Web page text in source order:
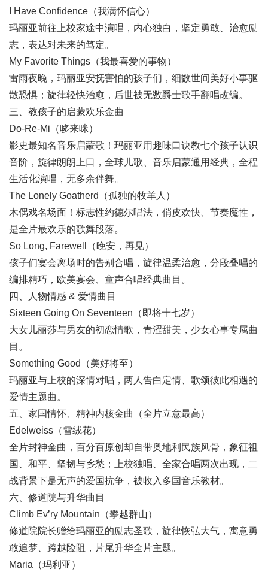
I Have Confidence（我满怀信心）
玛丽亚前往上校家途中演唱，内心独白，坚定勇敢、治愈励
志，表达对未来的笃定。
My Favorite Things（我最喜爱的事物）
雷雨夜晚，玛丽亚安抚害怕的孩子们，细数世间美好小事驱
散恐惧；旋律轻快治愈，后世被无数爵士歌手翻唱改编。
三、教孩子的启蒙欢乐金曲
Do-Re-Mi（哆来咪）
影史最知名音乐启蒙歌！玛丽亚用趣味口诀教七个孩子认识
音阶，旋律朗朗上口，全球儿歌、音乐启蒙通用经典，全程
生活化演唱，无多余伴舞。
The Lonely Goatherd（孤独的牧羊人）
木偶戏名场面！标志性约德尔唱法，俏皮欢快、节奏魔性，
是全片最欢乐的歌舞段落。
So Long, Farewell（晚安，再见）
孩子们宴会离场时的告别合唱，旋律温柔治愈，分段叠唱的
编排精巧，欧美宴会、童声合唱经典曲目。
四、人物情感 & 爱情曲目
Sixteen Going On Seventeen（即将十七岁）
大女儿丽莎与男友的初恋情歌，青涩甜美，少女心事专属曲
目。
Something Good（美好将至）
玛丽亚与上校的深情对唱，两人告白定情、歌颂彼此相遇的
爱情主题曲。
五、家国情怀、精神内核金曲（全片立意最高）
Edelweiss（雪绒花）
全片封神金曲，百分百原创却自带奥地利民族风骨，象征祖
国、和平、坚韧与乡愁；上校独唱、全家合唱两次出现，二
战背景下是无声的爱国抗争，被收入多国音乐教材。
六、修道院与升华曲目
Climb Ev’ry Mountain（攀越群山）
修道院院长赠给玛丽亚的励志圣歌，旋律恢弘大气，寓意勇
敢追梦、跨越险阻，片尾升华全片主题。
Maria（玛利亚）